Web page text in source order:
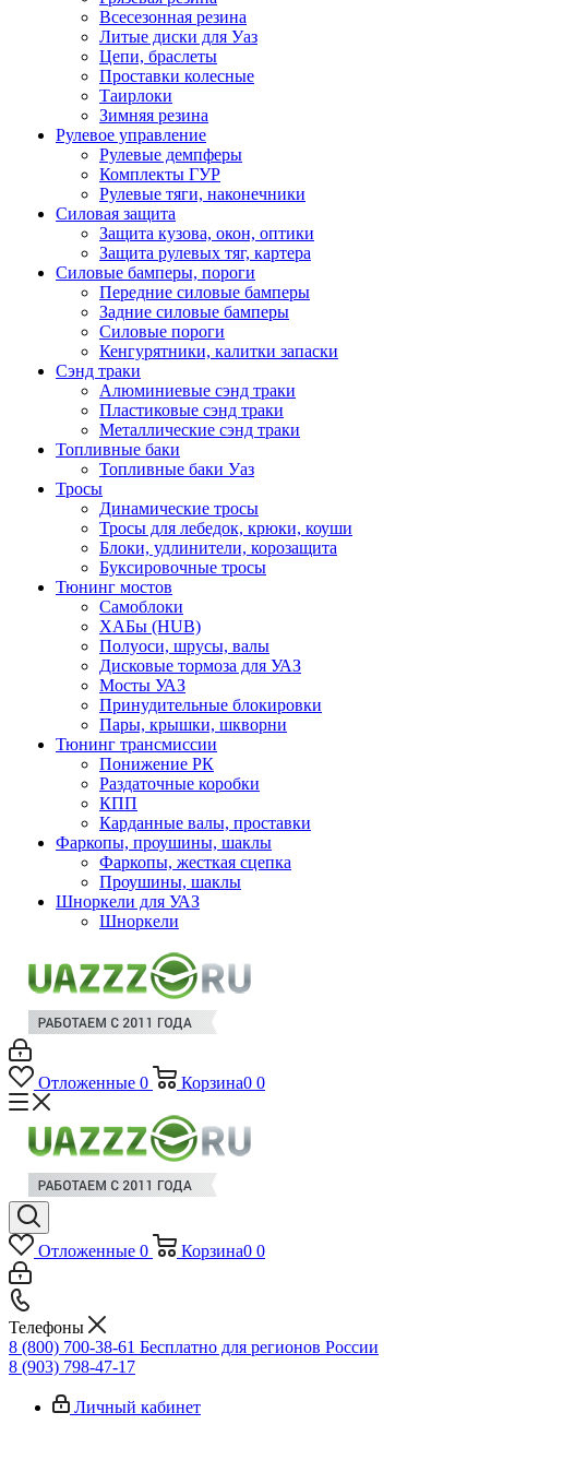
Всесезонная резина
Литые диски для Уаз
Цепи, браслеты
Проставки колесные
Таирлоки
Зимняя резина
Рулевое управление
Рулевые демпферы
Комплекты ГУР
Рулевые тяги, наконечники
Силовая защита
Защита кузова, окон, оптики
Защита рулевых тяг, картера
Силовые бамперы, пороги
Передние силовые бамперы
Задние силовые бамперы
Силовые пороги
Кенгурятники, калитки запаски
Сэнд траки
Алюминиевые сэнд траки
Пластиковые сэнд траки
Металлические сэнд траки
Топливные баки
Топливные баки Уаз
Тросы
Динамические тросы
Тросы для лебедок, крюки, коуши
Блоки, удлинители, корозащита
Буксировочные тросы
Тюнинг мостов
Самоблоки
ХАБы (HUB)
Полуоси, шрусы, валы
Дисковые тормоза для УАЗ
Мосты УАЗ
Принудительные блокировки
Пары, крышки, шкворни
Тюнинг трансмиссии
Понижение РК
Раздаточные коробки
КПП
Карданные валы, проставки
Фаркопы, проушины, шаклы
Фаркопы, жесткая сцепка
Проушины, шаклы
Шноркели для УАЗ
Шноркели
Отложенные 0 Корзина0 0
Отложенные 0 Корзина0 0
Телефоны
8 (800) 700-38-61 Бесплатно для регионов России
8 (903) 798-47-17
Личный кабинет